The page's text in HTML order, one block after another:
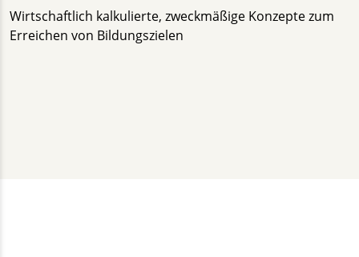
Wirtschaftlich kalkulierte, zweckmäßige Konzepte zum
Erreichen von Bildungszielen